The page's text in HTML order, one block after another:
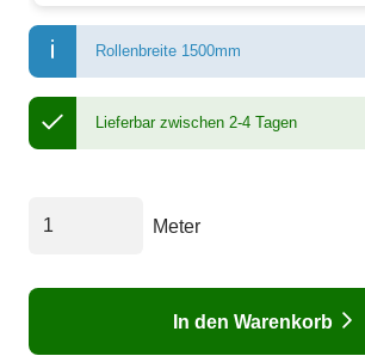
Rollenbreite 1500mm
Lieferbar zwischen 2-4 Tagen
Meter
In den Warenkorb